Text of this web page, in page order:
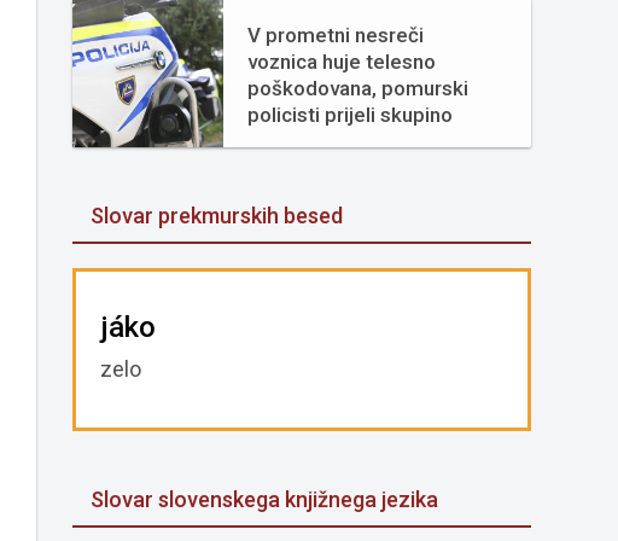
V prometni nesreči
voznica huje telesno
poškodovana, pomurski
policisti prijeli skupino
tujcev
Slovar prekmurskih besed
jáko
zelo
Slovar slovenskega knjižnega jezika